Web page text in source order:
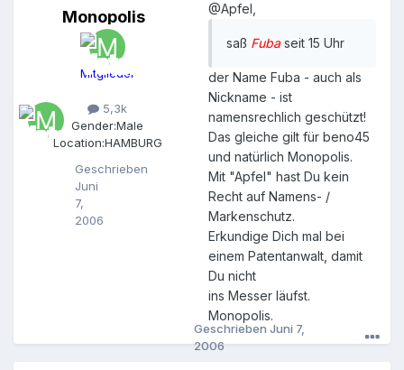
M
o
n
o
p
i
s
Geschrieben
Juni
7,
2006
Monopolis
Mitglieder
5,3k
Gender:Male
Location:HAMBURG
@Apfel,
saß Fubaseit 15 Uhr
der Name Fuba - auch als
Nickname - ist
namensrechlich geschützt!
Das gleiche gilt für beno45
und natürlich Monopolis.
Mit "Apfel" hast Du kein
Recht auf Namens- /
Markenschutz.
Erkundige Dich mal bei
einem Patentanwalt, damit
Du nicht
ins Messer läufst.
Monopolis.
Geschrieben Juni 7,
2006